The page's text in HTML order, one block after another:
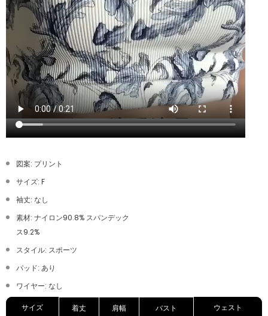
図案: プリント
サイズ: F
袖丈: なし
素材: ナイロン90.8% スパンデック
ス9.2%
スタイル: スポーツ
パッド: あり
ワイヤー: なし
サイズ 着丈 肩幅 バスト ウェスト